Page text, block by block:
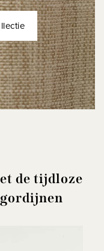
de tijdloze